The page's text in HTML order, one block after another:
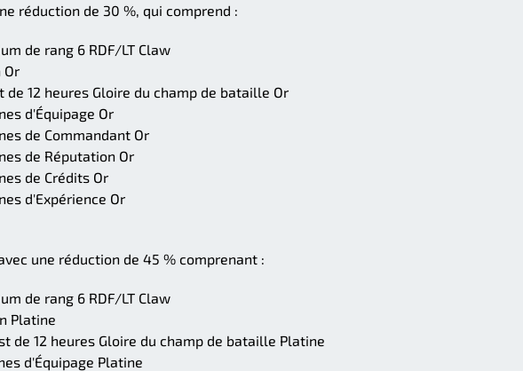
réduction de 30 %, qui comprend :
de rang 6 RDF/LT Claw
Or
de 12 heures Gloire du champ de bataille Or
d'Équipage Or
de Commandant Or
de Réputation Or
de Crédits Or
d'Expérience Or
une réduction de 45 % comprenant :
de rang 6 RDF/LT Claw
Platine
de 12 heures Gloire du champ de bataille Platine
d'Équipage Platine